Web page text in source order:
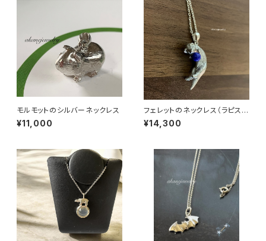
モルモットのシルバーネックレス
¥11,000
フェレットのネックレス（ラピスラ
ズリとコーラルからお選び頂け
ます。
¥14,300